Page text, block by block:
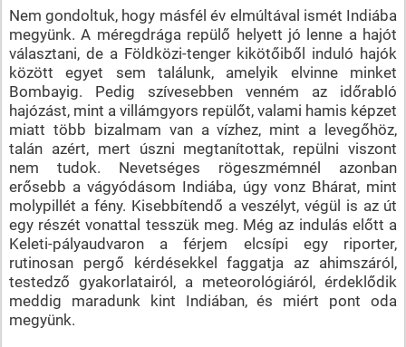
Nem gondoltuk, hogy másfél év elmúltával ismét Indiába
megyünk. A méregdrága repülő helyett jó lenne a hajót
választani, de a Földközi-tenger kikötőiből induló hajók
között egyet sem találunk, amelyik elvinne minket
Bombayig. Pedig szívesebben venném az időrabló
hajózást, mint a villámgyors repülőt, valami hamis képzet
miatt több bizalmam van a vízhez, mint a levegőhöz,
talán azért, mert úszni megtanítottak, repülni viszont
nem tudok. Nevetséges rögeszmémnél azonban
erősebb a vágyódásom Indiába, úgy vonz Bhárat, mint
molypillét a fény. Kisebbítendő a veszélyt, végül is az út
egy részét vonattal tesszük meg. Még az indulás előtt a
Keleti-pályaudvaron a férjem elcsípi egy riporter,
rutinosan pergő kérdésekkel faggatja az ahimszáról,
testedző gyakorlatairól, a meteorológiáról, érdeklődik
meddig maradunk kint Indiában, és miért pont oda
megyünk.